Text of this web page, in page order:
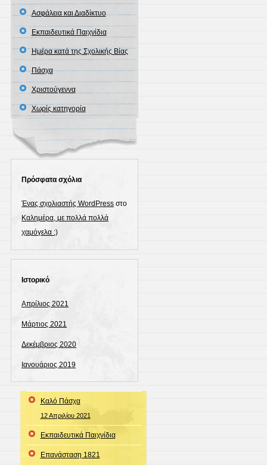
Ασφάλεια και Διαδίκτυο
Εκπαιδευτικά Παιχνίδια
Ημέρα κατά της Σχολικής Βίας
Πάσχα
Χριστούγεννα
Χωρίς κατηγορία
Πρόσφατα σχόλια
Ένας σχολιαστής WordPress στο
Καλημέρα, με πολλά πολλά
χαμόγελα :)
Ιστορικό
Απρίλιος 2021
Μάρτιος 2021
Δεκέμβριος 2020
Ιανουάριος 2019
Καλό Πάσχα
12 Απριλίου 2021
Εκπαιδευτικά Παιχνίδια
Επανάσταση 1821